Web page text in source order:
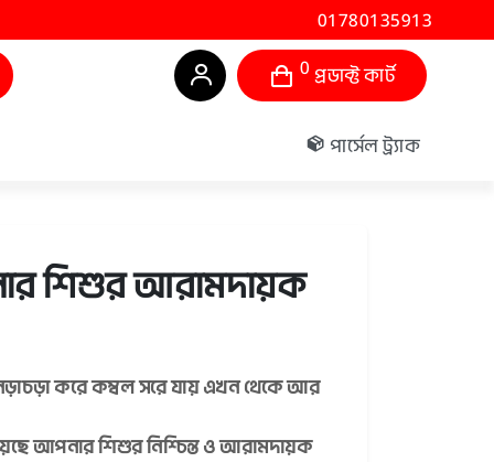
01780135913
0 প্রডাক্ট কার্ট
পার্সেল ট্র্যাক
শিশুর আরামদায়ক
করে কম্বল সরে যায় এখন থেকে আর
আপনার শিশুর নিশ্চিন্ত ও আরামদায়ক